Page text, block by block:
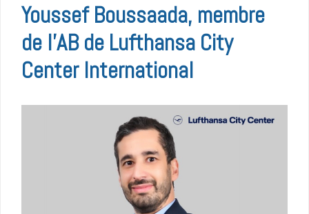
Youssef Boussaada, membre
de l’AB de Lufthansa City
Center International